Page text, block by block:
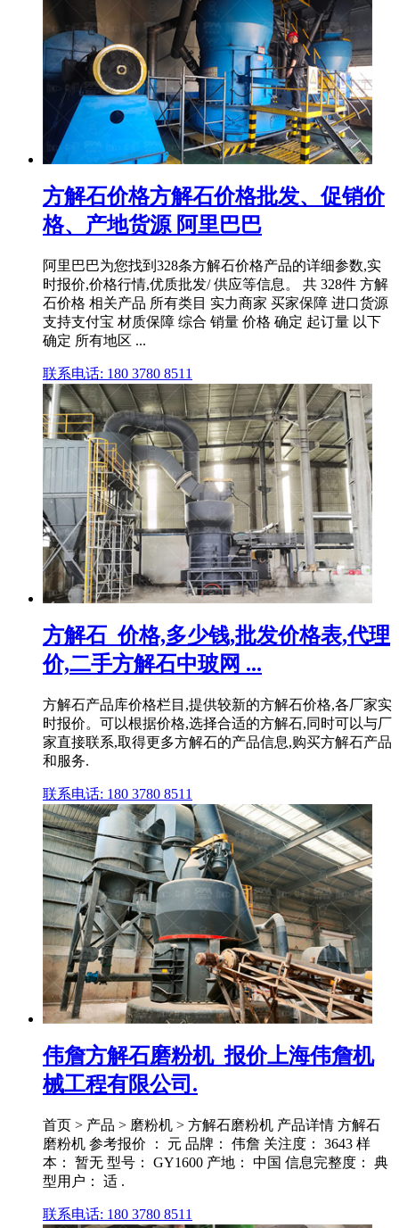
方解石价格方解石价格批发、促销价
格、产地货源 阿里巴巴
阿里巴巴为您找到328条方解石价格产品的详细参数,实
时报价,价格行情,优质批发/ 供应等信息。 共 328件 方解
石价格 相关产品 所有类目 实力商家 买家保障 进口货源
支持支付宝 材质保障 综合 销量 价格 确定 起订量 以下
确定 所有地区 ...
联系电话: 180 3780 8511
方解石_价格,多少钱,批发价格表,代理
价,二手方解石中玻网 ...
方解石产品库价格栏目,提供较新的方解石价格,各厂家实
时报价。可以根据价格,选择合适的方解石,同时可以与厂
家直接联系,取得更多方解石的产品信息,购买方解石产品
和服务.
联系电话: 180 3780 8511
伟詹方解石磨粉机_报价上海伟詹机
械工程有限公司.
首页 > 产品 > 磨粉机 > 方解石磨粉机 产品详情 方解石
磨粉机 参考报价 ： 元 品牌： 伟詹 关注度： 3643 样
本： 暂无 型号： GY1600 产地： 中国 信息完整度： 典
型用户： 适 .
联系电话: 180 3780 8511